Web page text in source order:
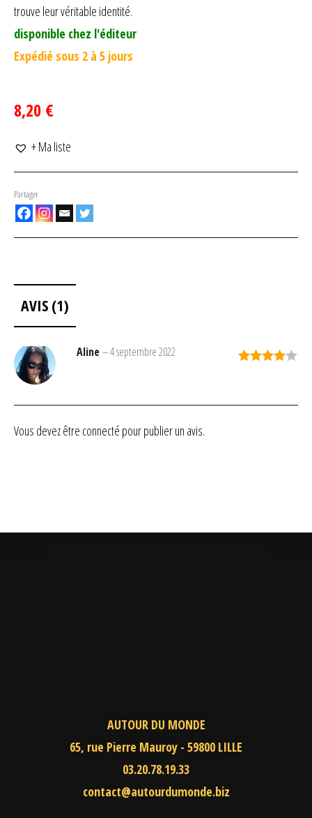
trouve leur véritable identité.
disponible chez l'éditeur
Expédié sous 2 à 5 jours
8,20 €
+ Ma liste
Partager
AVIS (1)
Aline–4 septembre 2022
Vous devez être connecté pour publier un avis.
AUTOUR DU MONDE
65, rue Pierre Mauroy - 59800 LILLE
03.20.78.19.33
contact@autourdumonde.biz